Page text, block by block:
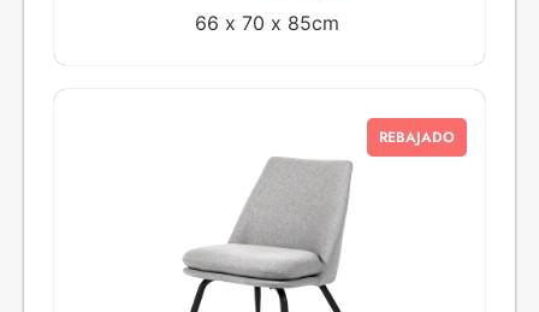
66 x 70 x 85cm
REBAJADO